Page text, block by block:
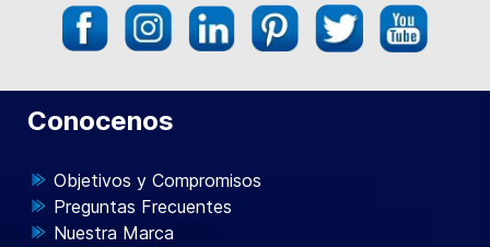
Conocenos
Objetivos y Compromisos
Preguntas Frecuentes
Nuestra Marca